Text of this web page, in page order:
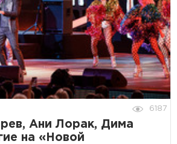
6187
Ани Лорак, Дима
на «Новой